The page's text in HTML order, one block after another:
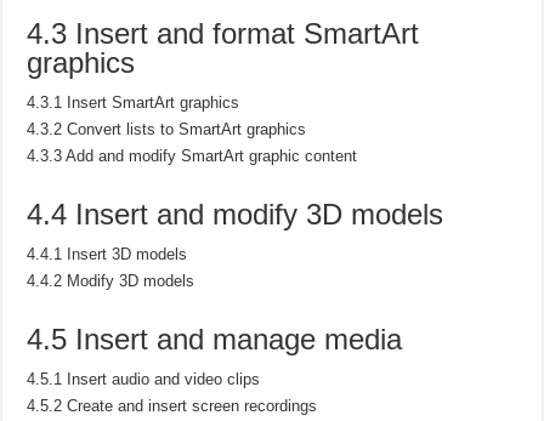
4.3 Insert and format SmartArt
graphics
4.3.1 Insert SmartArt graphics
4.3.2 Convert lists to SmartArt graphics
4.3.3 Add and modify SmartArt graphic content
4.4 Insert and modify 3D models
4.4.1 Insert 3D models
4.4.2 Modify 3D models
4.5 Insert and manage media
4.5.1 Insert audio and video clips
4.5.2 Create and insert screen recordings